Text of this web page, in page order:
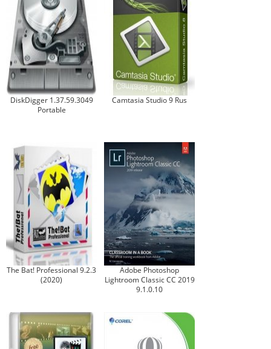
DiskDigger 1.37.59.3049
Portable
Camtasia Studio 9 Rus
The Bat! Professional 9.2.3
(2020)
Adobe Photoshop
Lightroom Classic CC 2019
9.1.0.10